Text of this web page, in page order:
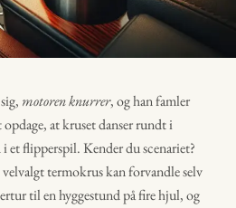
motoren knurrer, og han famler
at kruset danser rundt i
et flipperspil. Kender du scenariet?
velvalgt termokrus kan forvandle selv
til en hyggestund på fire hjul, og